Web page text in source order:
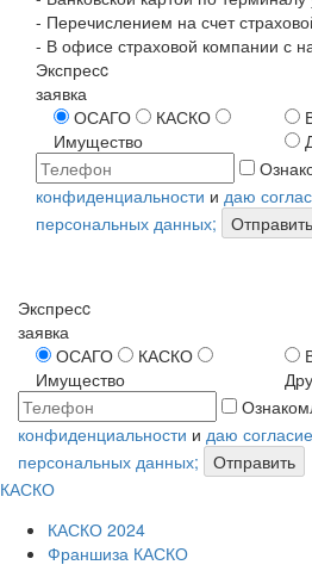
- Перечислением на счет
- В офисе страховой компании с
Экспресc
заявка
ОСАГО
КАСКО
Имущество
конфиденциальности и даю
персональных данных;
Отправить
Экспресc
заявка
ОСАГО
КАСКО
Имущество
конфиденциальности и даю
персональных данных;
Отправить
КАСКО
КАСКО 2024
Франшиза КАСКО